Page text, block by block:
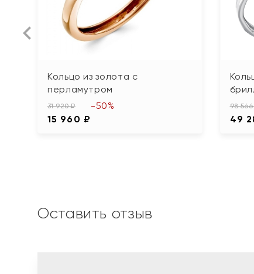
Кольцо из золота с
перламутром
31 920 ₽
15 960 ₽
-50% 98
49
Оставить отзыв